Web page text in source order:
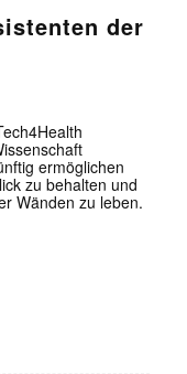
der
ermöglichen
zu behalten und
Wänden zu leben.